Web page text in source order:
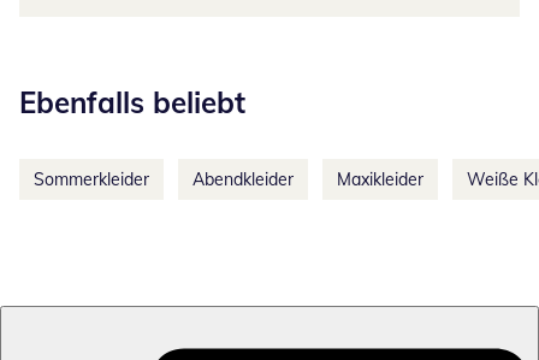
Ebenfalls beliebt
Sommerkleider Abendkleider Maxikleider Weiße